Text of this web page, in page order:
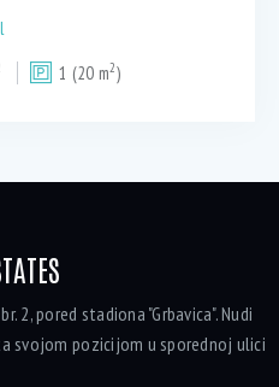
1 (20 m2)
2, pored stadiona "Grbavica". Nudi
svojom pozicijom u sporednoj ulici